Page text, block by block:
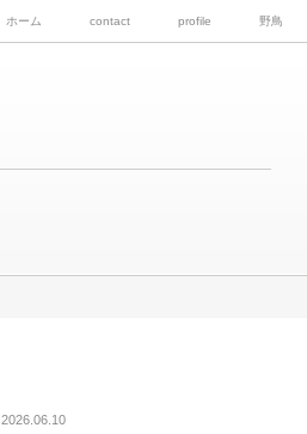
ホーム contact profile 野鳥
2026.06.10